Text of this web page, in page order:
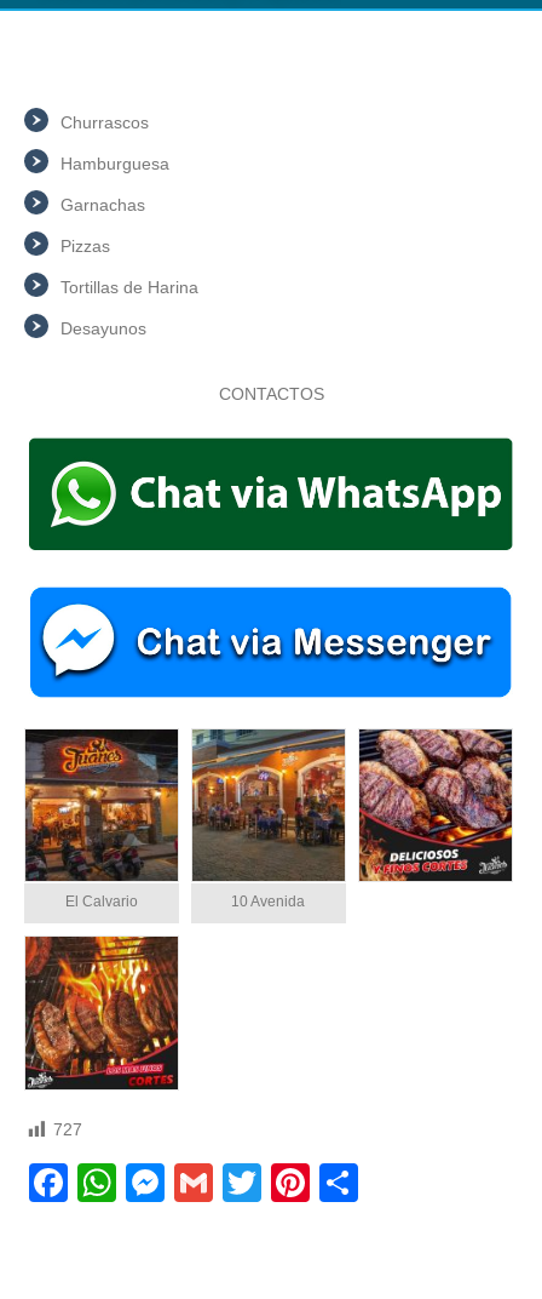
Churrascos
Hamburguesa
Garnachas
Pizzas
Tortillas de Harina
Desayunos
CONTACTOS
El Calvario 10 Avenida
727
Facebook
WhatsApp
Messenger
GmailTwitterPinterest